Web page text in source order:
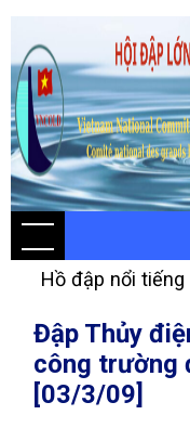
Hồ đập nổi tiếng
Đập Thủy
công trường
[03/3/09]